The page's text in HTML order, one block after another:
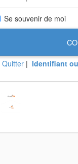
Se souvenir de moi
Quitter | Identifiant